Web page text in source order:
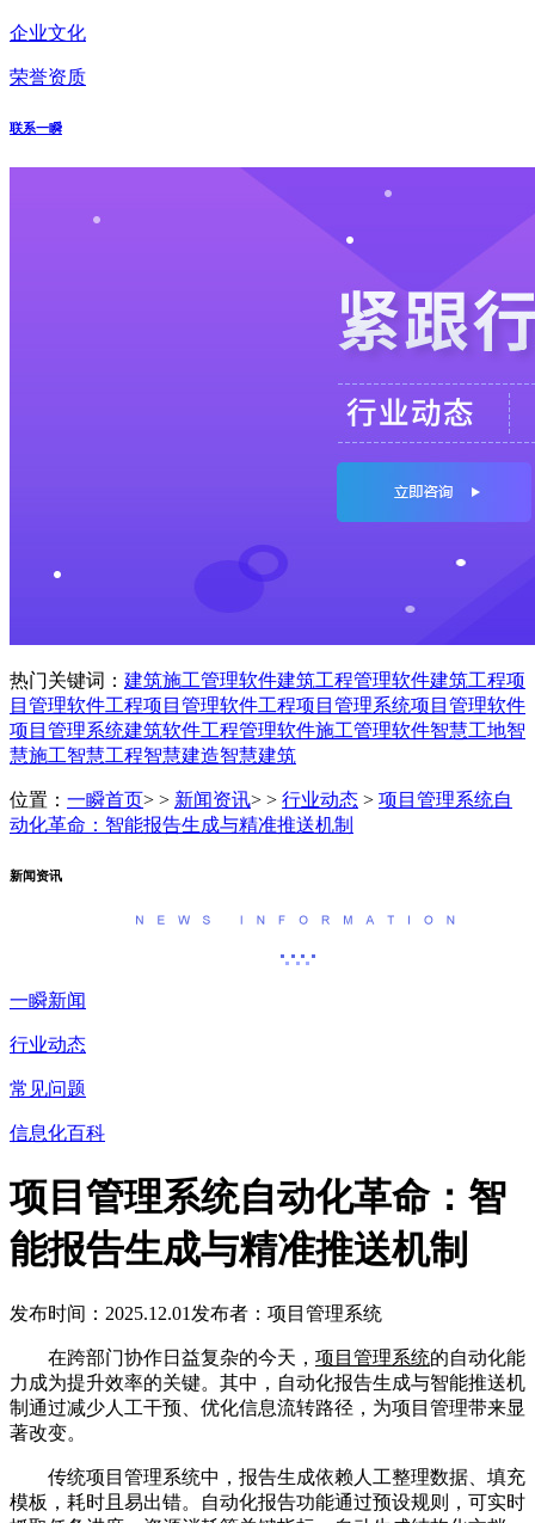
企业文化
荣誉资质
联系一瞬
热门关键词： 建筑施工管理软件建筑工程管理软件建筑工程项
目管理软件工程项目管理软件工程项目管理系统项目管理软件
项目管理系统建筑软件工程管理软件施工管理软件智慧工地智
慧施工智慧工程智慧建造智慧建筑
位置： 一瞬首页> > 新闻资讯> > 行业动态 > 项目管理系统自
动化革命：智能报告生成与精准推送机制
新闻资讯
一瞬新闻
行业动态
常见问题
信息化百科
项目管理系统自动化革命：智
能报告生成与精准推送机制
发布时间：2025.12.01发布者：项目管理系统
在跨部门协作日益复杂的今天， 项目管理系统的自动化能
力成为提升效率的关键。其中，自动化报告生成与智能推送机
制通过减少人工干预、优化信息流转路径，为项目管理带来显
著改变。
传统项目管理系统中，报告生成依赖人工整理数据、填充
模板，耗时且易出错。自动化报告功能通过预设规则，可实时